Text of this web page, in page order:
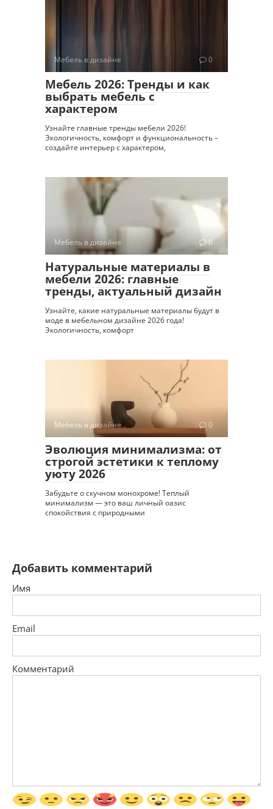
Мебель в дизайне 0
Мебель 2026: Тренды и как
выбрать мебель с
характером
Узнайте главные тренды мебели 2026!
Экологичность, комфорт и функциональность –
создайте интерьер с характером,
Мебель в дизайне 0
Натуральные материалы в
мебели 2026: главные
тренды, актуальный дизайн
Узнайте, какие натуральные материалы будут в
моде в мебельном дизайне 2026 года!
Экологичность, комфорт
Мебель в дизайне 0
Эволюция минимализма: от
строгой эстетики к теплому
уюту 2026
Забудьте о скучном монохроме! Теплый
минимализм — это ваш личный оазис
спокойствия с природными
Добавить комментарий
Имя
Email
Комментарий